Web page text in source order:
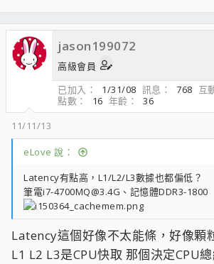
jason199072
高級會員
已加入
1/31/08 訊息 768 互
點數
16 年齡
36
11/11/13
eLove 說：
Latency有點高，L1/L2/L3數據也都偏低？
筆電i7-4700MQ@3.4G、記憶體DDR3-1800
Latency這個好像不太能條，好像顆
L1 L2 L3是CPU快取 那個決定CPU